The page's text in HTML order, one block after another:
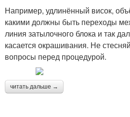
Например, удлинённый висок,
какими должны быть переходы
линия затылочного блока и так
касается окрашивания. Не
вопросы перед процедурой.
читать дальше →